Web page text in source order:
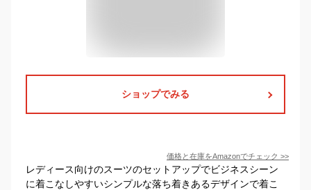
ショップでみる
価格と在庫をAmazonでチェック >>
レディース向けのスーツのセットアップでビジネスシーン
に着こなしやすいシンプルな落ち着きあるデザインで着こ